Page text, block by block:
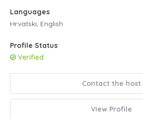
Languages
Hrvatski, English
Profile Status
Verified
Contact the host
View Profile